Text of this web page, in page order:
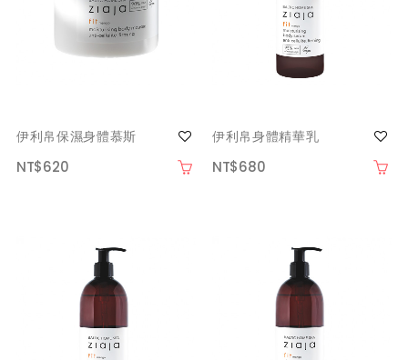
伊利帛保濕身體慕斯
NT$620
伊利帛身體精華乳
NT$680